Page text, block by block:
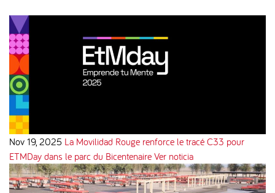
Nov 19, 2025 La Movilidad Rouge renforce le tracé C33 pour
ETMDay dans le parc du Bicentenaire Ver noticia